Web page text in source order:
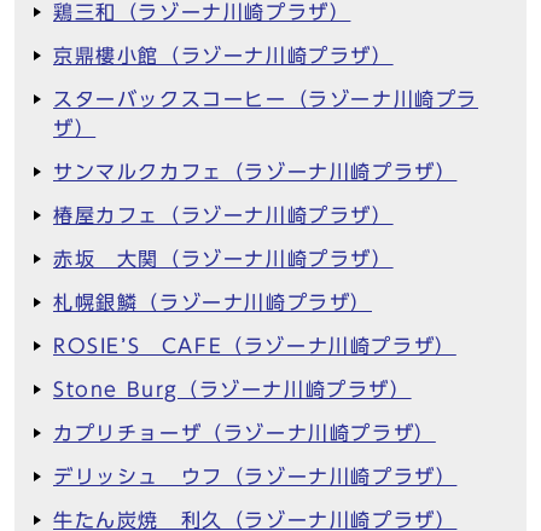
鶏三和（ラゾーナ川崎プラザ）
京鼎樓小館（ラゾーナ川崎プラザ）
スターバックスコーヒー（ラゾーナ川崎プラ
ザ）
サンマルクカフェ（ラゾーナ川崎プラザ）
椿屋カフェ（ラゾーナ川崎プラザ）
赤坂 大関（ラゾーナ川崎プラザ）
札幌銀鱗（ラゾーナ川崎プラザ）
ROSIE’S CAFE（ラゾーナ川崎プラザ）
Stone Burg（ラゾーナ川崎プラザ）
カプリチョーザ（ラゾーナ川崎プラザ）
デリッシュ ウフ（ラゾーナ川崎プラザ）
牛たん炭焼 利久（ラゾーナ川崎プラザ）